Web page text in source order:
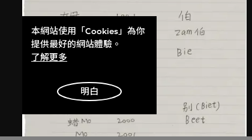
本網站使用「Cookies」為你
提供最好的網站體驗。
了解更多
明白